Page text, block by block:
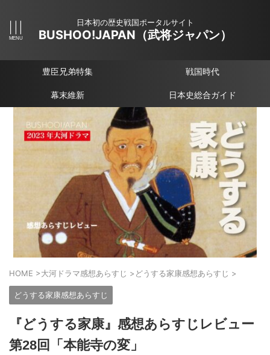
日本初の歴史戦国ポータルサイト
BUSHOO!JAPAN（武将ジャパン）
豊臣兄弟特集 戦国時代
幕末維新 日本史総合ガイド
HOME >大河ドラマ感想あらすじ > どうする家康感想あらすじ >
どうする家康感想あらすじ
『どうする家康』感想あらすじレビュー
第28回「本能寺の変」